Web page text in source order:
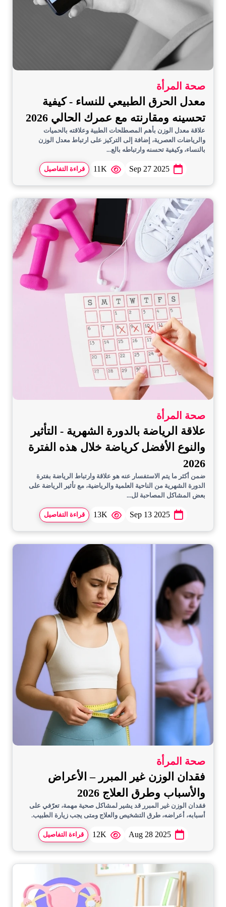
صحة المرأة
معدل الحرق الطبيعي للنساء - كيفية
تحسينه ومقارنته مع عمرك الحالي 2026
علاقة معدل الوزن بأهم المصطلحات الطبية وعلاقته بالحميات
والرياضات العصرية، إضافة إلى التركيز على ارتباط معدل الوزن
بالنساء، وكيفية تحسنه وارتباطه بالع...
Sep 27 2025
11K قراءة التفاصيل
صحة المرأة
علاقة الرياضة بالدورة الشهرية - التأثير
والنوع الأفضل كرياضة خلال هذه الفترة
2026
ضمن أكثر ما يتم الاستفسار عنه هو علاقة وارتباط الرياضة بفترة
الدورة الشهرية من الناحية العلمية والرياضية، مع تأثير الرياضة على
بعض المشاكل المصاحبة لل...
Sep 13 2025
13K قراءة التفاصيل
صحة المرأة
فقدان الوزن غير المبرر – الأعراض
والأسباب وطرق العلاج 2026
فقدان الوزن غير المبرر قد يشير لمشاكل صحية مهمة، تعرّفي على
أسبابه، أعراضه، طرق التشخيص والعلاج ومتى يجب زيارة الطبيب.
Aug 28 2025
12K قراءة التفاصيل